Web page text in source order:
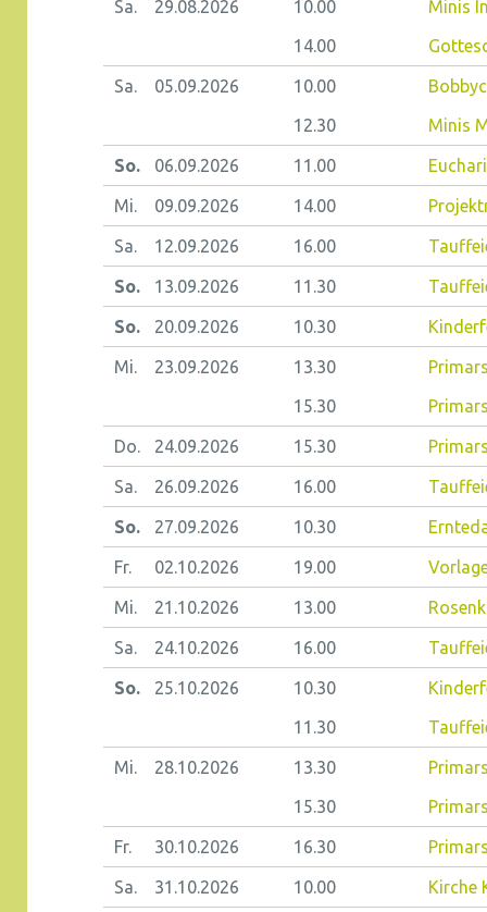
Sa. 29.08.2026 10.00
Minis
14.00
Sa. 05.09.2026 10.00
12.30
Minis
So. 06.09.2026 11.00
Mi. 09.09.2026 14.00
Sa. 12.09.2026 16.00
So. 13.09.2026 11.30
So. 20.09.2026 10.30
Mi. 23.09.2026 13.30
15.30
Do. 24.09.2026 15.30
Sa. 26.09.2026 16.00
So. 27.09.2026 10.30
Fr. 02.10.2026 19.00
Mi. 21.10.2026 13.00
Sa. 24.10.2026 16.00
So. 25.10.2026 10.30
11.30
Mi. 28.10.2026 13.30
15.30
Fr. 30.10.2026 16.30
Sa. 31.10.2026 10.00 Kirche